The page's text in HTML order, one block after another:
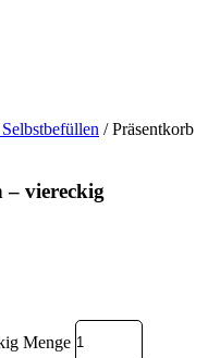
/ Präsentkorb
– viereckig
Menge